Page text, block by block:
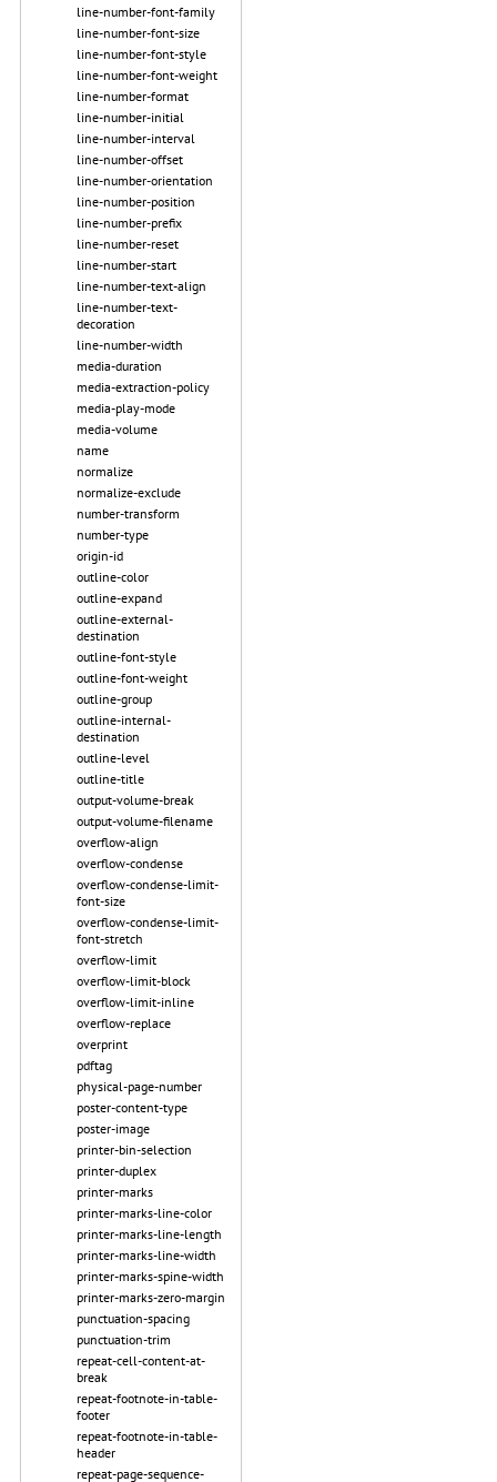
line-number-font-family
line-number-font-size
line-number-font-style
line-number-font-weight
line-number-format
line-number-initial
line-number-interval
line-number-offset
line-number-orientation
line-number-position
line-number-prefix
line-number-reset
line-number-start
line-number-text-align
line-number-text-
decoration
line-number-width
media-duration
media-extraction-policy
media-play-mode
media-volume
name
normalize
normalize-exclude
number-transform
number-type
origin-id
outline-color
outline-expand
outline-external-
destination
outline-font-style
outline-font-weight
outline-group
outline-internal-
destination
outline-level
outline-title
output-volume-break
output-volume-filename
overflow-align
overflow-condense
overflow-condense-limit-
font-size
overflow-condense-limit-
font-stretch
overflow-limit
overflow-limit-block
overflow-limit-inline
overflow-replace
overprint
pdftag
physical-page-number
poster-content-type
poster-image
printer-bin-selection
printer-duplex
printer-marks
printer-marks-line-color
printer-marks-line-length
printer-marks-line-width
printer-marks-spine-width
printer-marks-zero-margin
punctuation-spacing
punctuation-trim
repeat-cell-content-at-
break
repeat-footnote-in-table-
footer
repeat-footnote-in-table-
header
repeat-page-sequence-